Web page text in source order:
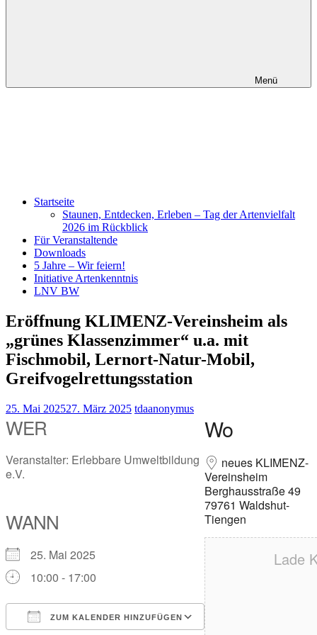
Menü
Startseite
Staunen, Entdecken, Erleben – Tag der Artenvielfalt
2026 im Rückblick
Für Veranstaltende
Downloads
5 Jahre – Wir feiern!
Initiative Artenkenntnis
LNV BW
Eröffnung KLIMENZ-Vereinsheim als
„grünes Klassenzimmer“ u.a. mit
Fischmobil, Lernort-Natur-Mobil,
Greifvogelrettungsstation
25. Mai 202527. März 2025 tdaanonymus
WER
Veranstalter: Erlebbare Umweltbildung
e.V.
WANN
25. Mai 2025
10:00 - 17:00
ZUM KALENDER HINZUFÜGEN
Wo
neues KLIMENZ-
Vereinsheim
Berghausstraße 49
79761 Waldshut-
Tiengen
Lade